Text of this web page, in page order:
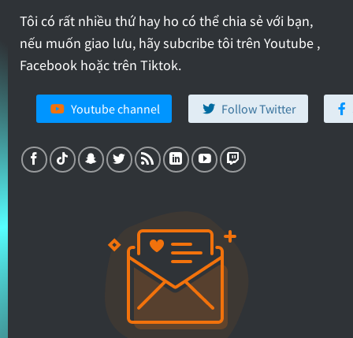
Tôi có rất nhiều thứ hay ho có thể chia sẻ với bạn,
nếu muốn giao lưu, hãy subcribe tôi trên Youtube ,
Facebook hoặc trên Tiktok.
Youtube channel Follow Twitter